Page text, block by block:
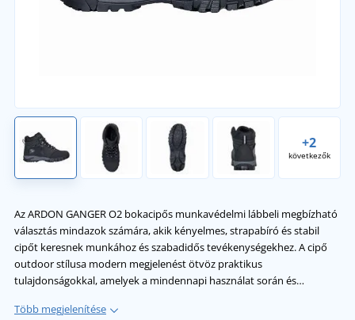
+2
következők
Az ARDON GANGER O2 bokacipős munkavédelmi lábbeli megbízható
választás mindazok számára, akik kényelmes, strapabíró és stabil
cipőt keresnek munkához és szabadidős tevékenységekhez. A cipő
outdoor stílusa modern megjelenést ötvöz praktikus
tulajdonságokkal, amelyek a mindennapi használat során és…
Több megjelenítése